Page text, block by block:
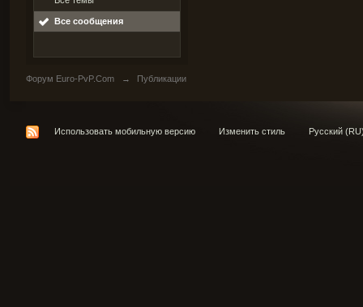
Все сообщения
Форум Euro-PvP.Com → Публикации
Использовать мобильную версию Изменить стиль Русский